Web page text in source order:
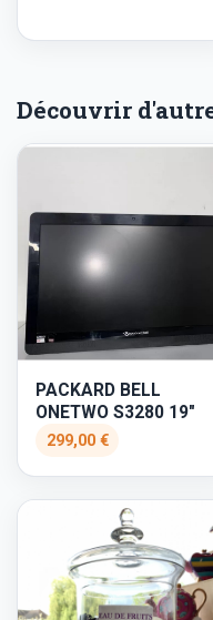
Découvrir
PACKARD BELL
ONETWO S3280 19"
299,00 €